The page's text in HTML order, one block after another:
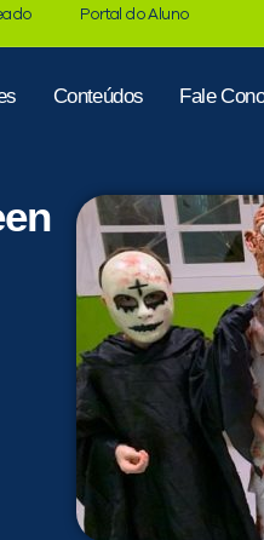
Portal do Aluno
Conteúdos Fale